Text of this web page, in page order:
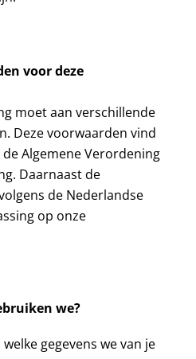
voor deze
moet aan verschillende
Deze voorwaarden vind
Algemene Verordening
Daarnaast de
de Nederlandse
op onze
we?
gegevens we van je